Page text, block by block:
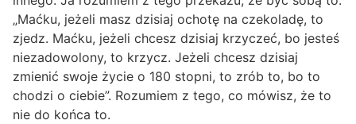
„Maćku, jeżeli masz dzisiaj ochotę na czekoladę, to
zjedz. Maćku, jeżeli chcesz dzisiaj krzyczeć, bo jesteś
niezadowolony, to krzycz. Jeżeli chcesz dzisiaj
zmienić swoje życie o 180 stopni, to zrób to, bo to
chodzi o ciebie”. Rozumiem z tego, co mówisz, że to
nie do końca to.